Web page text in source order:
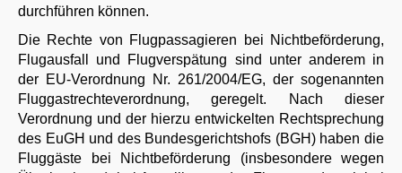
durchführen können.
Die Rechte von Flugpassagieren bei Nichtbeförderung,
Flugausfall und Flugverspätung sind unter anderem in
der EU-Verordnung Nr. 261/2004/EG, der sogenannten
Fluggastrechteverordnung, geregelt. Nach dieser
Verordnung und der hierzu entwickelten Rechtsprechung
des EuGH und des Bundesgerichtshofs (BGH) haben die
Fluggäste bei Nichtbeförderung (insbesondere wegen